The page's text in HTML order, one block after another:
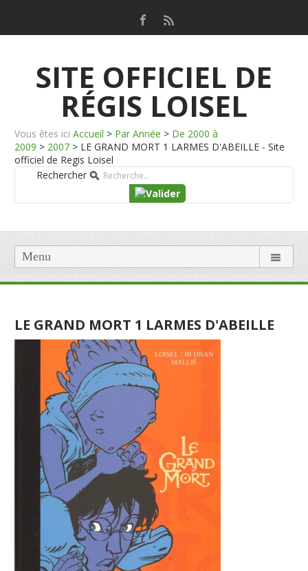
SITE OFFICIEL DE
RÉGIS LOISEL
Vous êtes ici Accueil > Par Année > De 2000 à
2009 > 2007 > LE GRAND MORT 1 LARMES D'ABEILLE - Site
officiel de Regis Loisel
Rechercher
Menu
LE GRAND MORT 1 LARMES D'ABEILLE